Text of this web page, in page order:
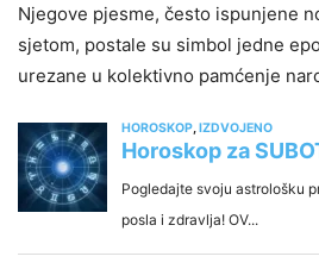
Njegove pjesme, često ispunjene
sjetom, postale su simbol jedne
urezane u kolektivno pamćenje